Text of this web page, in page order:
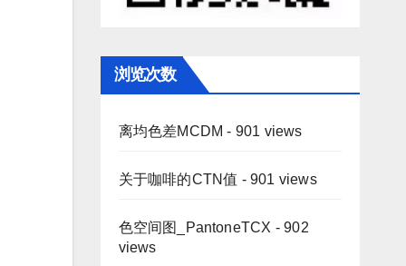
浏览次数
离均色差MCDM - 901 views
关于咖啡的CTN值 - 901 views
色空间图_PantoneTCX - 902
views